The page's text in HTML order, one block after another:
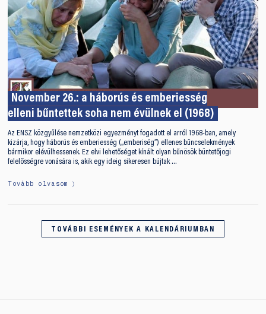
November 26.: a háborús és emberiesség
elleni bűntettek soha nem évülnek el (1968)
Az ENSZ közgyűlése nemzetközi egyezményt fogadott el arról 1968-ban, amely
kizárja, hogy háborús és emberiesség („emberiség”) ellenes bűncselekmények
bármikor elévülhessenek. Ez elvi lehetőséget kínált olyan bűnösök büntetőjogi
felelősségre vonására is, akik egy ideig sikeresen bújtak …
Tovább olvasom
TOVÁBBI ESEMÉNYEK A KALENDÁRIUMBAN